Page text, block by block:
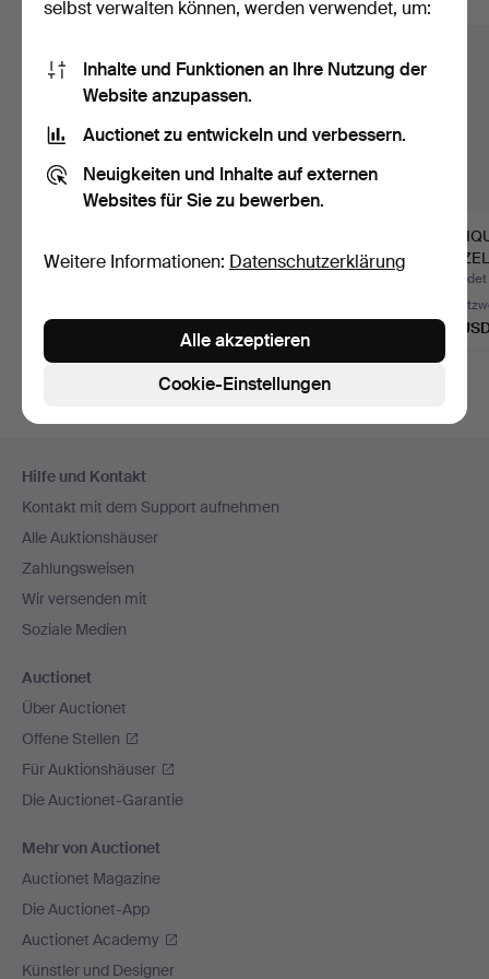
DEM 19.
54 USD
2-TÜRIGER
115
Navigation
Hilfe und Kontakt
Kontakt mit dem Support aufnehmen
Alle Auktionshäuser
Zahlungsweisen
Wir versenden mit
Soziale Medien
Auctionet
Über Auctionet
Offene Stellen
Für Auktionshäuser
Die Auctionet-Garantie
Mehr von Auctionet
Auctionet Magazine
Die Auctionet-App
Auctionet Academy
Künstler und Designer
selbst verwalten können, werden verwendet, um:
Inhalte und Funktionen an Ihre Nutzung der
Website anzupassen.
Auctionet zu entwickeln und verbessern.
Neuigkeiten und Inhalte auf externen
Websites für Sie zu bewerben.
Weitere Informationen: Datenschutzerklärung
Cookie-Einstellungen
Alle akzeptieren